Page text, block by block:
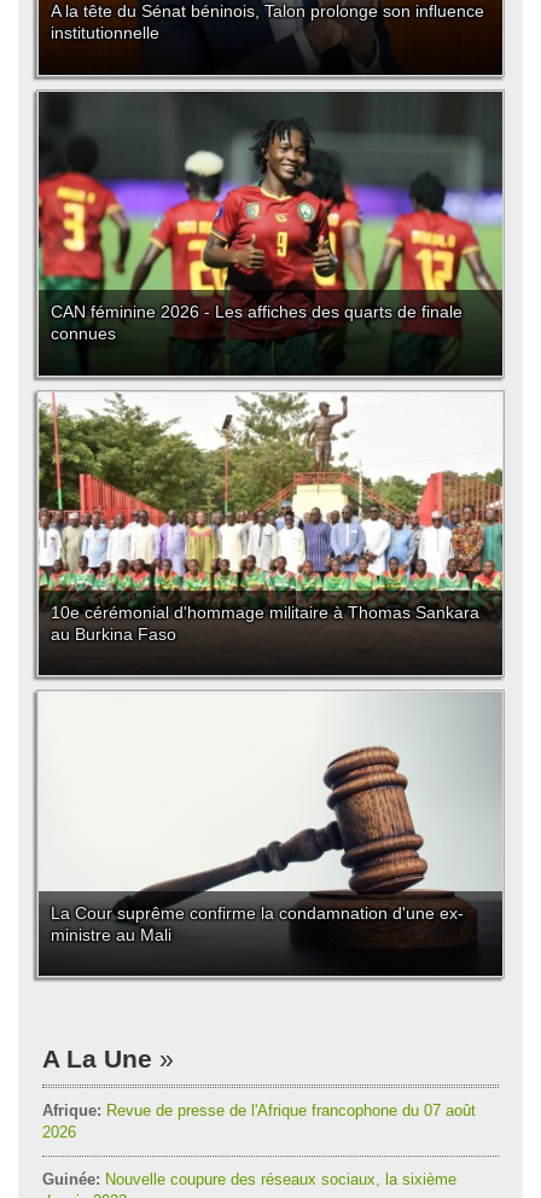
A la tête du Sénat béninois, Talon prolonge son influence
institutionnelle
CAN féminine 2026 - Les affiches des quarts de finale
connues
10e cérémonial d'hommage militaire à Thomas Sankara
au Burkina Faso
La Cour suprême confirme la condamnation d'une ex-
ministre au Mali
A La Une
Afrique: Revue de presse de l'Afrique francophone du 07 août
2026
Guinée: Nouvelle coupure des réseaux sociaux, la sixième